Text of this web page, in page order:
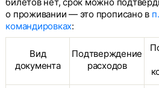
о проживании — это прописано в
командировках:
Вид
документа
Подтверждение
расходов